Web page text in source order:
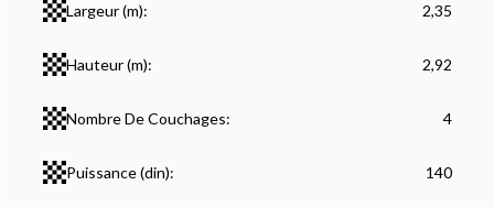
Largeur (m): 2,35
Hauteur (m): 2,92
Nombre De Couchages: 4
Puissance (din): 140